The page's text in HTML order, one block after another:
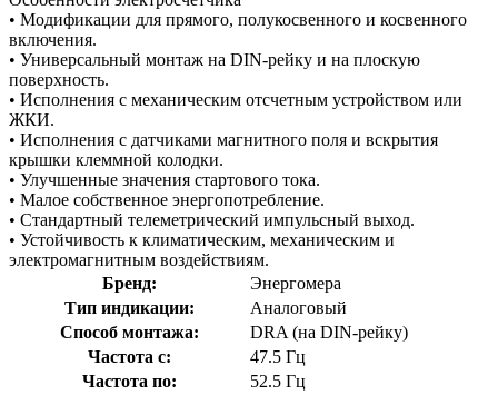
• Модификации для прямого, полукосвенного и косвенного
включения.
• Универсальный монтаж на DIN-рейку и на плоскую
поверхность.
• Исполнения с механическим отсчетным устройством или
ЖКИ.
• Исполнения с датчиками магнитного поля и вскрытия
крышки клеммной колодки.
• Улучшенные значения стартового тока.
• Малое собственное энергопотребление.
• Стандартный телеметрический импульсный выход.
• Устойчивость к климатическим, механическим и
электромагнитным воздействиям.
Бренд:
Энергомера
Тип индикации:
Аналоговый
Способ монтажа:
DRA (на DIN-рейку)
Частота с:
47.5 Гц
Частота по:
52.5 Гц